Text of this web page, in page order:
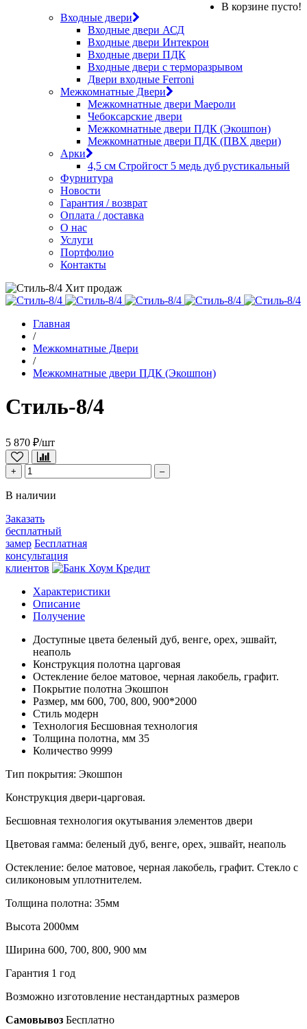
В корзине пусто!
Входные двери
Входные двери АСД
Входные двери Интекрон
Входные двери ПДК
Входные двери с терморазрывом
Двери входные Ferroni
Межкомнатные Двери
Межкомнатные двери Маероли
Чебоксарские двери
Межкомнатные двери ПДК (Экошпон)
Межкомнатные двери ПДК (ПВХ двери)
Арки
4,5 см Стройгост 5 медь дуб рустикальный
Фурнитура
Новости
Гарантия / возврат
Оплата / доставка
О нас
Услуги
Портфолио
Контакты
Хит продаж
Главная
/
Межкомнатные Двери
/
Межкомнатные двери ПДК (Экошпон)
Стиль-8/4
5 870 ₽/шт
+ –
В наличии
Заказать
бесплатный
замер Бесплатная
консультация
клиентов
Характеристики
Описание
Получение
Доступные цвета беленый дуб, венге, орех, эшвайт,
неаполь
Конструкция полотна царговая
Остекление белое матовое, черная лакобель, графит.
Покрытие полотна Экошпон
Размер, мм 600, 700, 800, 900*2000
Стиль модерн
Технология Бесшовная технология
Толщина полотна, мм 35
Количество 9999
Тип покрытия: Экошпон
Конструкция двери-царговая.
Бесшовная технология окутывания элементов двери
Цветовая гамма: беленый дуб, венге, орех, эшвайт, неаполь
Остекление: белое матовое, черная лакобель, графит. Стекло с
силиконовым уплотнителем.
Толщина полотна: 35мм
Высота 2000мм
Ширина 600, 700, 800, 900 мм
Гарантия 1 год
Возможно изготовление нестандартных размеров
Самовывоз Бесплатно